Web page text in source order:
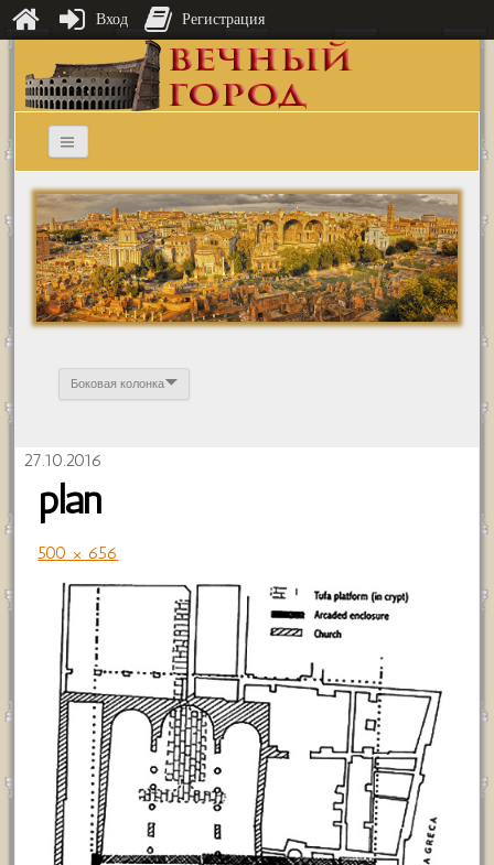
Боковая колонка
27.10.2016
plan
500 × 656
Вход Регистрация